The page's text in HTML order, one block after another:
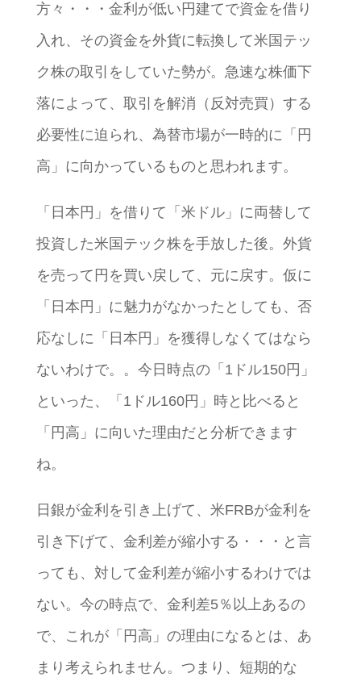
方々・・・金利が低い円建てで資金を借り
入れ、その資金を外貨に転換して米国テッ
ク株の取引をしていた勢が。急速な株価下
落によって、取引を解消（反対売買）する
必要性に迫られ、為替市場が一時的に「円
高」に向かっているものと思われます。
「日本円」を借りて「米ドル」に両替して
投資した米国テック株を手放した後。外貨
を売って円を買い戻して、元に戻す。仮に
「日本円」に魅力がなかったとしても、否
応なしに「日本円」を獲得しなくてはなら
ないわけで。。今日時点の「1ドル150円」
といった、「1ドル160円」時と比べると
「円高」に向いた理由だと分析できます
ね。
日銀が金利を引き上げて、米FRBが金利を
引き下げて、金利差が縮小する・・・と言
っても、対して金利差が縮小するわけでは
ない。今の時点で、金利差5％以上あるの
で、これが「円高」の理由になるとは、あ
まり考えられません。つまり、短期的な